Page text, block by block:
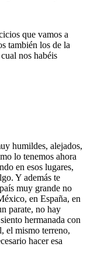
que vamos a
también los de la
nos habéis
humildes, alejados,
lo tenemos ahora
en esos lugares,
Y además te
muy grande no
en España, en
parate, no hay
hermanada con
el mismo terreno,
hacer esa